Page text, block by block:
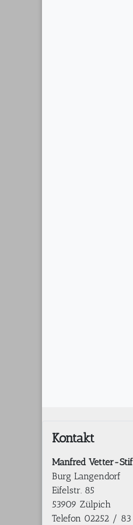
Kontakt
Manfred Vetter-
Burg Langendorf
Eifelstr. 85
53909 Zülpich
Telefon 02252 / 83